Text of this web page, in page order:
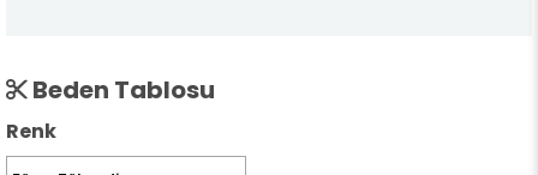
Beden Tablosu
Renk